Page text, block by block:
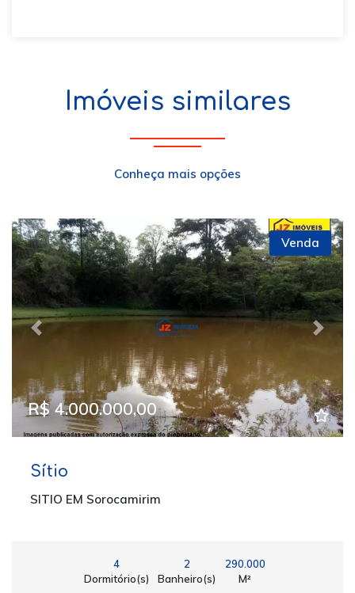
Imóveis similares
Conheça mais opções
Previous Next
Venda
R$ 4.000.000,00
Sítio
SITIO EM Sorocamirim
4
Dormitório(s)
2
Banheiro(s)
290.000
M²